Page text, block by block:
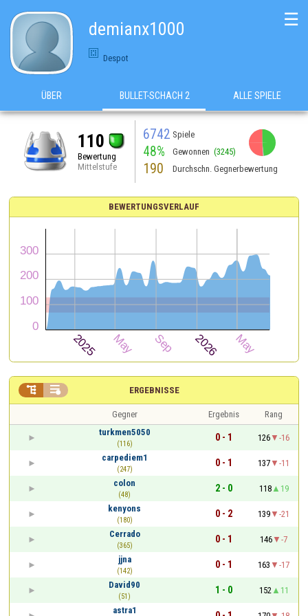
demianx1000
Despot
☰
ÜBER BULLET-SCHACH 2 ALLE SPIELE
110
Bewertung
Mittelstufe
6742 Spiele
48% Gewonnen (3245)
190 Durchschn. Gegnerbewertung
BEWERTUNGSVERLAUF
ERGEBNISSE
 
Gegner Ergebnis
Rang
turkmen5050
(116)
0 - 1 126
-16
carpediem1
(247)
0 - 1 137
-11
colon
(48)
2 - 0 118
19
kenyons
(180)
0 - 2 139
-21
Cerrado
(365)
0 - 1 146
-7
jjna
(142)
0 - 1 163
-17
David90
(51)
1 - 0 152
11
astra1